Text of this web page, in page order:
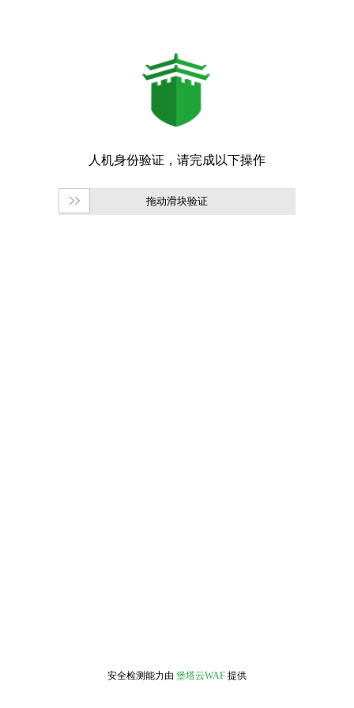
拖动滑块验证
安全检测能力由 堡塔云WAF 提供